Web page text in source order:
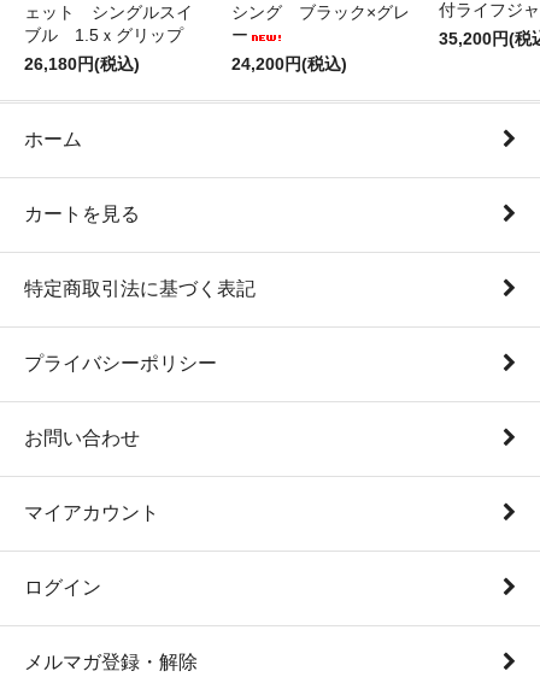
ェット シングルスイ
ブル 1.5ｘグリップ
26,180円(税込)
シング ブラック×グレ
ー
24,200円(税込)
付ライフジ
35,200円(税
ホーム
カートを見る
特定商取引法に基づく表記
プライバシーポリシー
お問い合わせ
マイアカウント
ログイン
メルマガ登録・解除